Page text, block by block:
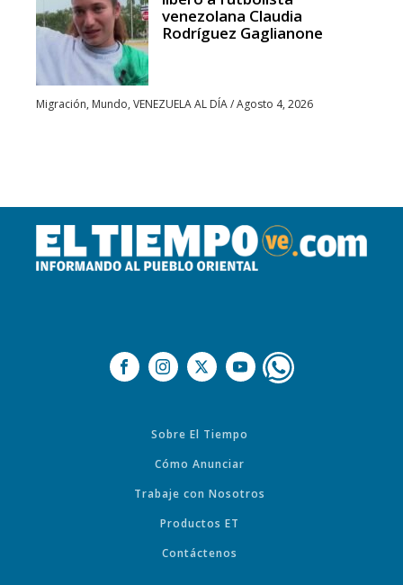
venezolana Claudia
Rodríguez Gaglianone
Migración, Mundo, VENEZUELA AL DÍA/Agosto 4, 2026
Sobre El Tiempo
Cómo Anunciar
Trabaje con Nosotros
Productos ET
Contáctenos